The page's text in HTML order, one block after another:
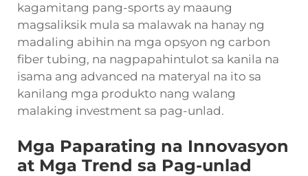
kagamitang pang-sports ay maaung
magsaliksik mula sa malawak na hanay ng
madaling abihin na mga opsyon ng carbon
fiber tubing, na nagpapahintulot sa kanila na
isama ang advanced na materyal na ito sa
kanilang mga produkto nang walang
malaking investment sa pag-unlad.
Mga Paparating na Innovasyon
at Mga Trend sa Pag-unlad